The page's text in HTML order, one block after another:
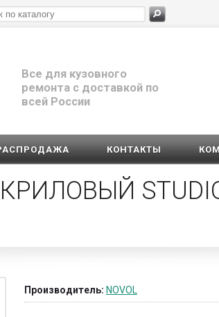
Все для кузовного
ремонта с доставкой по
всей России
КОНТАКТЫ
Производитель: NOVOL